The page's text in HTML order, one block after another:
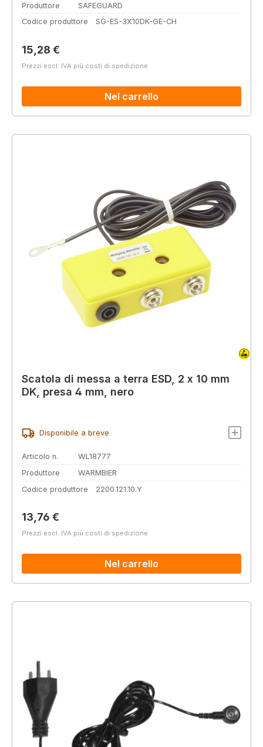
Produttore
SAFEGUARD
Codice produttore
SG-ES-3X10DK-GE-CH
Prezzo normale:
15,28 €
Prezzi escl. IVA più costi di spedizione
Nel carrello
Scatola di messa a terra ESD, 2 x 10 mm
DK, presa 4 mm, nero
Disponibile a breve
Articolo n.
WL18777
Produttore
WARMBIER
Codice produttore
2200.121.10.Y
Prezzo normale:
13,76 €
Prezzi escl. IVA più costi di spedizione
Nel carrello